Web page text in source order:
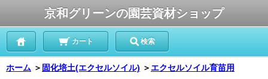
京和グリーンの園芸資材ショップ
カート 検索
ホーム ＞ 固化培土(エクセルソイル) ＞ エクセルソイル育苗用